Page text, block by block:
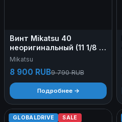
Винт Mikatsu 40
неоригинальный (11 1/8 х
13)
Mikatsu
8 900 RUB9 790 RUB
Подробнее →
GLOBALDRIVE SALE